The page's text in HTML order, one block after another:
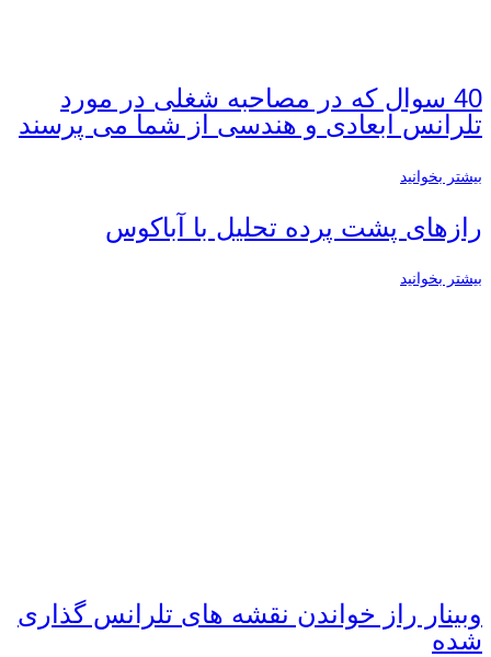
40 سوال که در مصاحبه شغلی در مورد
تلرانس ابعادی و هندسی از شما می پرسند
بیشتر بخوانید
رازهای پشت پرده تحلیل با آباکوس
بیشتر بخوانید
وبینار راز خواندن نقشه های تلرانس گذاری
شده